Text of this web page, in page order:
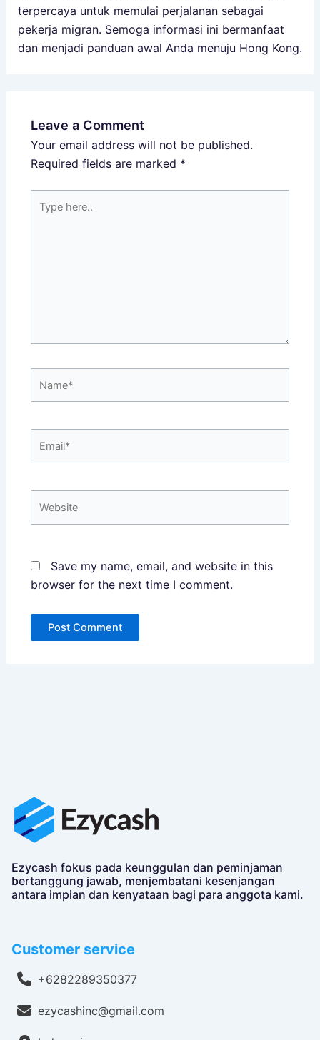
terpercaya untuk memulai perjalanan sebagai
pekerja migran. Semoga informasi ini bermanfaat
dan menjadi panduan awal Anda menuju Hong Kong.
Leave a Comment
Your email address will not be published.
Required fields are marked *
here..
Save my name, email, and website in this
browser for the next time I comment.
Ezycash fokus pada keunggulan dan peminjaman
bertanggung jawab, menjembatani kesenjangan
antara impian dan kenyataan bagi para anggota kami.
Customer service
+6282289350377
ezycashinc@gmail.com